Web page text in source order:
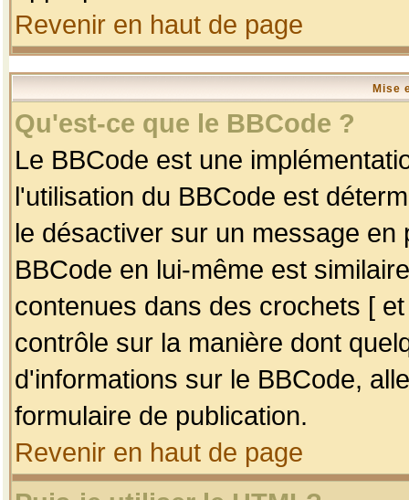
Revenir en haut de page
Mise
Qu'est-ce que le BBCode ?
Le BBCode est une
l'utilisation du BBCode est
le désactiver sur un message
BBCode en lui-même est
contenues dans des crochets [
contrôle sur la manière dont
d'informations sur le BBCode,
formulaire de publication.
Revenir en haut de page